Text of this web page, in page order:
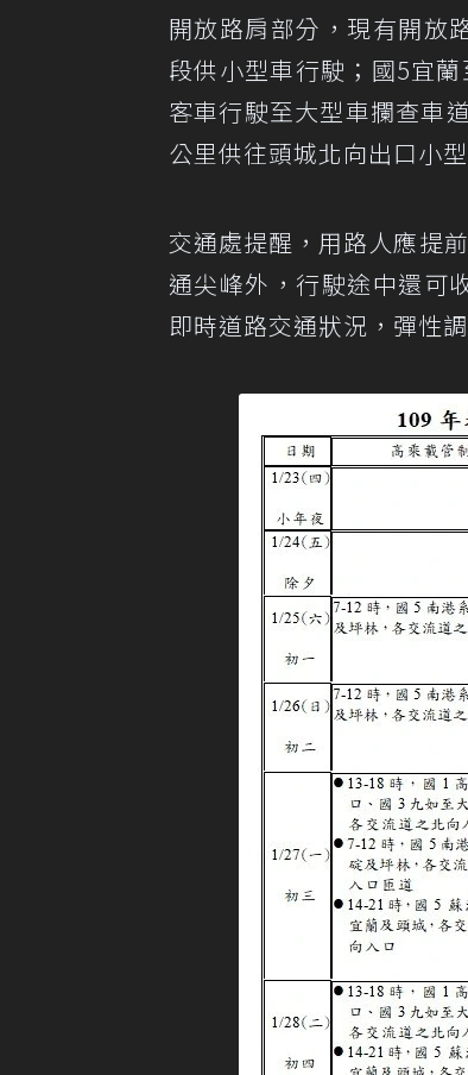
開放路肩部分，現有開放
段供小型車行駛；國5宜
客車行駛至大型車攔查車
公里供往頭城北向出口小
交通處提醒，用路人應提
通尖峰外，行駛途中還可
即時道路交通狀況，彈性